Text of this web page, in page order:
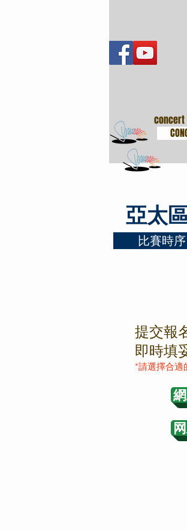
音
concert
亞太
比賽時序
提交報
即時填
*請選擇合適